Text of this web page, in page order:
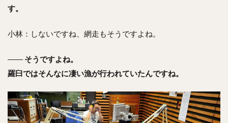
す。
小林：しないですね、網走もそうですよね。
―― そうですよね。
羅臼ではそんなに凄い漁が行われていたんですね。